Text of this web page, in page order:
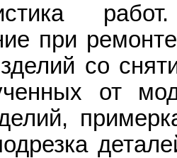
при
со
от